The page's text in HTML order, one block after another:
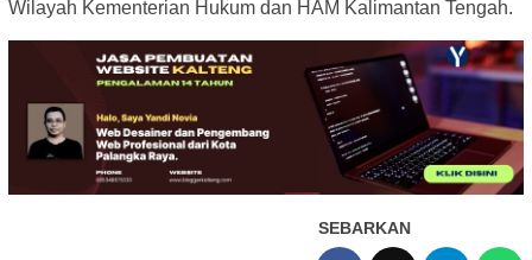
Wilayah Kementerian Hukum dan HAM Kalimantan Tengah.
SEBARKAN